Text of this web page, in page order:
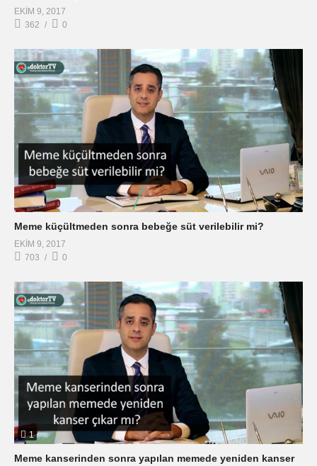
EKIM 9, 2017
362
0
Meme küçültmeden sonra bebeğe süt verilebilir mi?
EKIM 9, 2017
703
0
1
Meme kanserinden sonra yapılan memede yeniden kanser